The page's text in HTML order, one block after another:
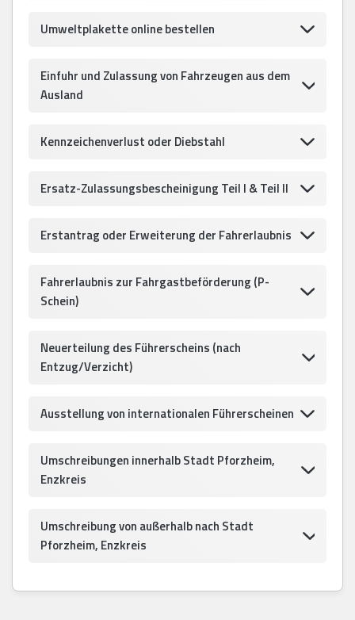
Umweltplakette online bestellen
Einfuhr und Zulassung von Fahrzeugen aus dem
Ausland
Kennzeichenverlust oder Diebstahl
Ersatz-Zulassungsbescheinigung Teil I & Teil II
Erstantrag oder Erweiterung der Fahrerlaubnis
Fahrerlaubnis zur Fahrgastbeförderung (P-
Schein)
Neuerteilung des Führerscheins (nach
Entzug/Verzicht)
Ausstellung von internationalen Führerscheinen
Umschreibungen innerhalb Stadt Pforzheim,
Enzkreis
Umschreibung von außerhalb nach Stadt
Pforzheim, Enzkreis